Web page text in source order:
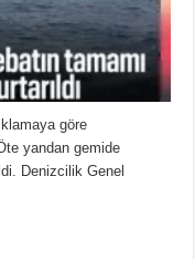
göre
yandan gemide
Denizcilik Genel